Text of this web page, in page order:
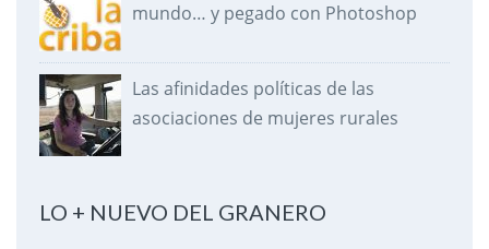
mundo… y pegado con Photoshop
Las afinidades políticas de las
asociaciones de mujeres rurales
LO + NUEVO DEL GRANERO